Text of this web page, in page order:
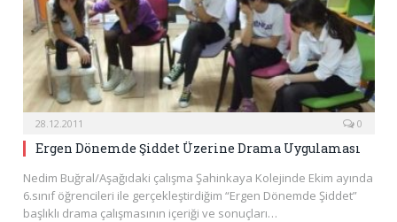
28.12.2011 0
Ergen Dönemde Şiddet Üzerine Drama Uygulaması
Nedim Buğral/Aşağıdaki çalışma Şahinkaya Kolejinde Ekim ayında
6.sınıf öğrencileri ile gerçekleştirdiğim “Ergen Dönemde Şiddet”
başlıklı drama çalışmasının içeriği ve sonuçları…